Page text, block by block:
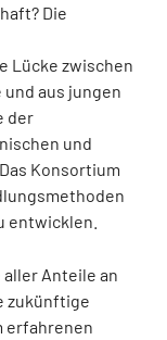
Die
Lücke zwischen
aus jungen
der
und
Konsortium
entwicklen.
Anteile an
zukünftige
erfahrenen